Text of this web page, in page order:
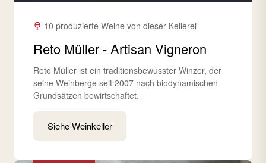
10 produzierte Weine von dieser Kellerei
Reto Müller - Artisan Vigneron
Reto Müller ist ein traditionsbewusster Winzer, der
seine Weinberge seit 2007 nach biodynamischen
Grundsätzen bewirtschaftet.
Siehe Weinkeller